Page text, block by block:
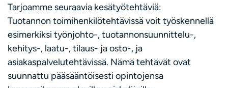
Tarjoamme seuraavia kesätyötehtäviä:
Tuotannon toimihenkilötehtävissä voit työskennellä
esimerkiksi työnjohto-, tuotannonsuunnittelu-,
kehitys-, laatu-, tilaus- ja osto-, ja
asiakaspalvelutehtävissä. Nämä tehtävät ovat
suunnattu pääsääntöisesti opintojensa